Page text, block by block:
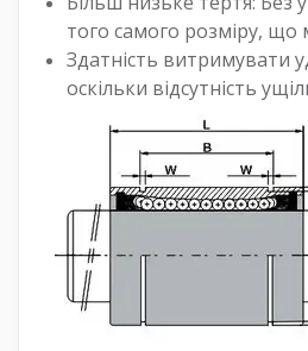
того самого розміру, що
Здатність витримувати
оскільки відсутність